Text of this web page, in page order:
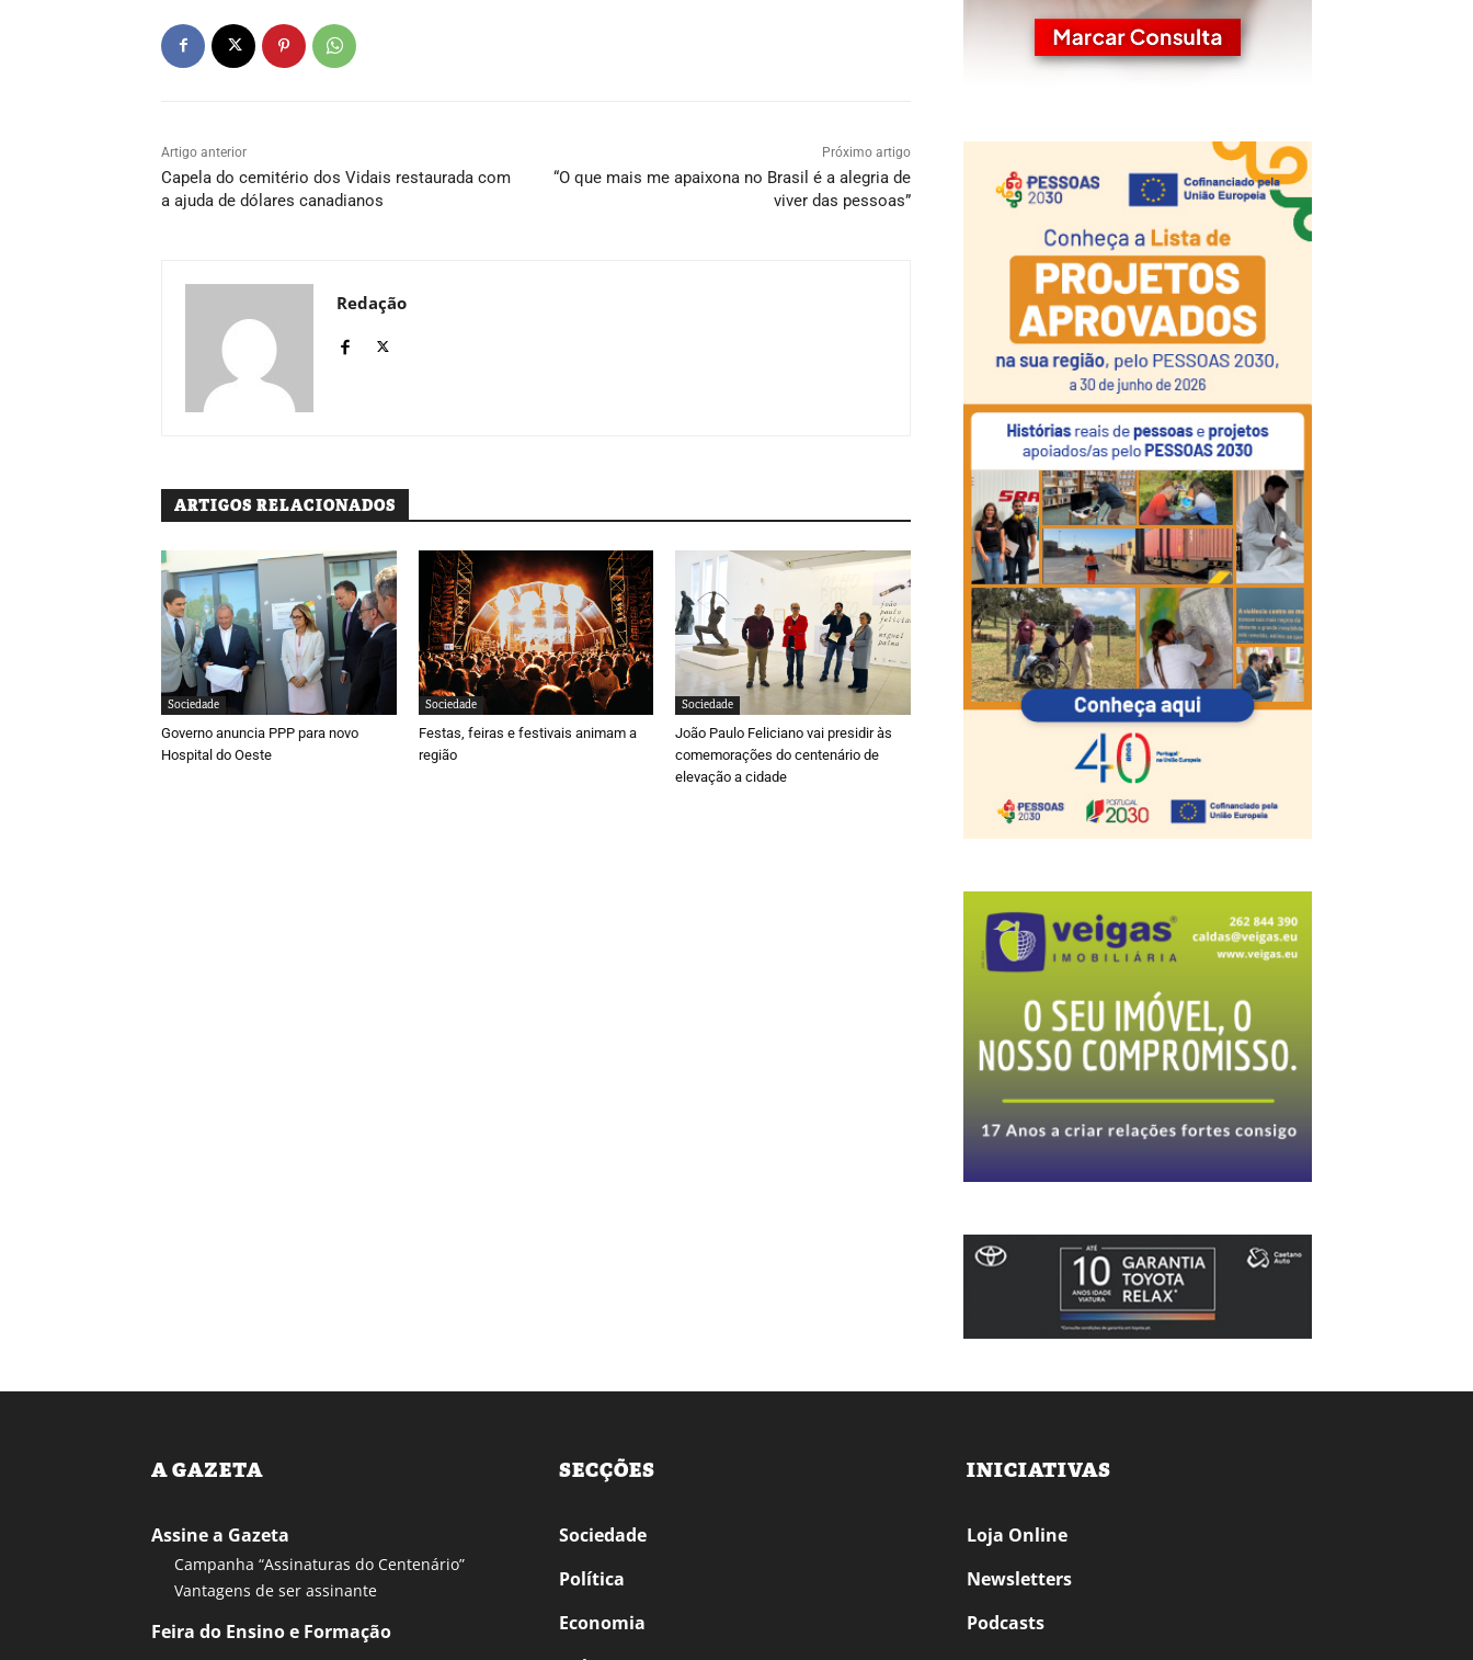
Artigo anterior
Capela do cemitério dos Vidais restaurada com
a ajuda de dólares canadianos
Próximo artigo
“O que mais me apaixona no Brasil é a alegria de
viver das pessoas”
Redação
ARTIGOS RELACIONADOS
Sociedade
Governo anuncia PPP para novo
Hospital do Oeste
Sociedade
Festas, feiras e festivais animam a
região
Sociedade
João Paulo Feliciano vai presidir às
comemorações do centenário de
elevação a cidade
A GAZETA
Assine a Gazeta
Campanha “Assinaturas do Centenário”
Vantagens de ser assinante
Feira do Ensino e Formação
SECÇÕES
Sociedade
Política
Economia
INICIATIVAS
Loja Online
Newsletters
Podcasts